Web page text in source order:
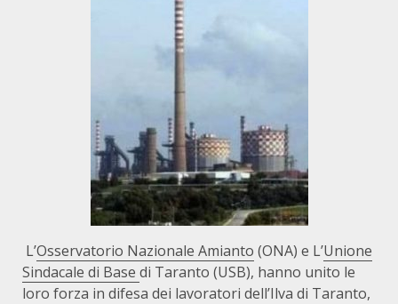
L’Osservatorio Nazionale Amianto (ONA) e L’Unione
Sindacale di Base di Taranto (USB), hanno unito le
loro forza in difesa dei lavoratori dell’Ilva di Taranto,